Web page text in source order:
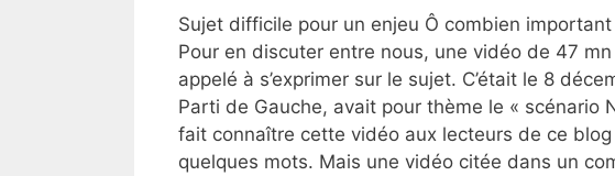
Sujet difficile pour un enjeu Ô combien important
Pour en discuter entre nous, une vidéo de 47
appelé à s’exprimer sur le sujet. C’était le 8
Parti de Gauche, avait pour thème le « scénario
fait connaître cette vidéo aux lecteurs de ce
quelques mots. Mais une vidéo citée dans un